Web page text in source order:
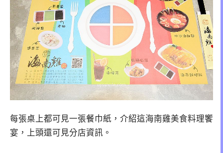
每張桌上都可見一張餐巾紙，介紹這海南雞美食料理饗
宴，上頭還可見分店資訊。